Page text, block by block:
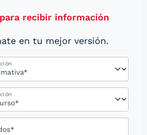
recibir información
en tu mejor versión.